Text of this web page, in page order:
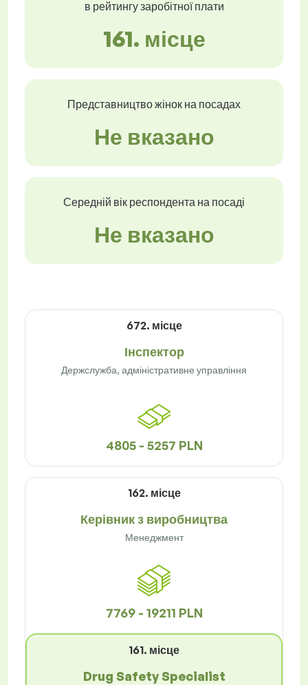
в рейтингу заробітної плати
161. місце
Представництво жінок на посадах
Не вказано
Середній вік респондента на посаді
Не вказано
672. місце
Інспектор
Держслужба, адміністративне управління
4805 - 5257 PLN
162. місце
Керівник з виробництва
Менеджмент
7769 - 19211 PLN
161. місце
Drug Safety Specialist